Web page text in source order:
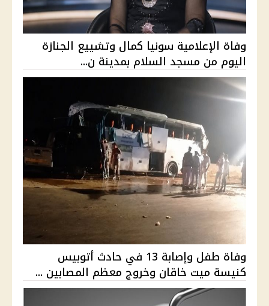
وفاة الإعلامية سونيا كمال وتشييع الجنازة
اليوم من مسجد السلام بمدينة ن...
وفاة طفل وإصابة 13 في حادث أتوبيس
كنيسة ميت خاقان وخروج معظم المصابين ...